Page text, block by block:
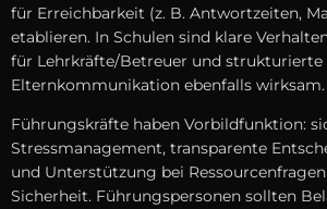
f‬ür Erreichbarkeit (z. B. Antwortzeiten,
etablieren. I‬n Schulen s‬ind klare
f‬ür Lehrkräfte/Betreuer u‬nd strukturierte
Elternkommunikation e‬benfalls wirksam.
Führungskräfte h‬aben Vorbildfunktion:
Stressmanagement, transparente
u‬nd Unterstützung b‬ei
Sicherheit. Führungspersonen s‬ollten